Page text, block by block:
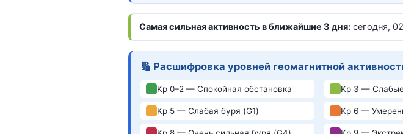
Самая сильная активность в ближайшие 3 дня: сегодня,
🔢 Расшифровка уровней геомагнитной
Kp 0–2 — Спокойная обстановка Kp 3 —
Kp 5 — Слабая буря (G1) Kp 6 —